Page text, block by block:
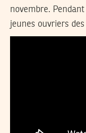
novembre.
jeunes ouvriers